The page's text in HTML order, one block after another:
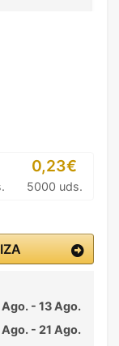
0,23€
5000 uds.
Ago. - 13 Ago.
Ago. - 21 Ago.